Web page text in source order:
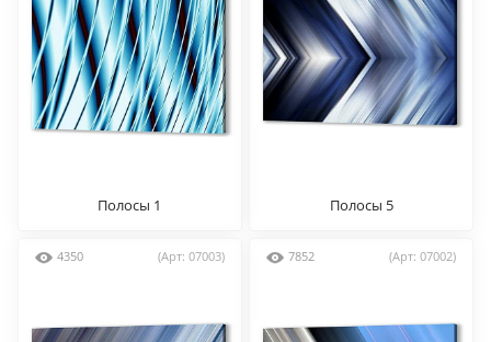
Полосы 1 Полосы 5
4350 (Арт: 07003) 7852 (Арт: 07002)